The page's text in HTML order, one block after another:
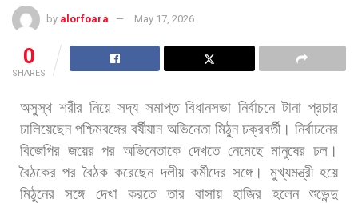
by alorfoara May 17, 2026
0
SHARES
অসুস্থ শরীর নিয়ে সদ্য সমাপ্ত বিধানসভা নির্বাচনে টানা প্রচার
চালিয়েছেন পশ্চিমবঙ্গের বর্ষীয়ান অভিনেতা মিঠুন চক্রবর্তী। নির্বাচনের
বিজেপির জয়ের পর অভিনেতাকে দেখতে নেমেছে মানুষের ঢল।
বৈঠকের পর বৈঠক করেছেন দলীয় কর্মীদের সঙ্গে। মুখ্যমন্ত্রী হয়ে
মিঠুনের
সঙ্গে দেখা করতে তার বাসায় হাজির হলেন
শুভেন্দু